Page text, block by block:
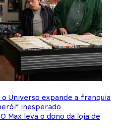
Universo expande a franquia
inesperado
Max leva o dono da loja de